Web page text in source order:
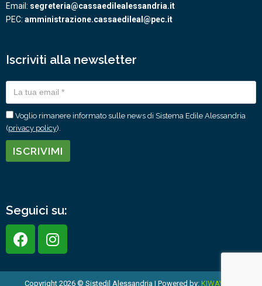
Email: segreteria@cassaedilealessandria.it
PEC: amministrazione.cassaedileal@pec.it
Iscriviti alla newsletter
Voglio rimanere informato sulle news di Sistema Edile Alessandria
(privacy policy).
Seguici su:
Copyright 2026 © Sistedil Alessandria | Powered by: KIWAY srls